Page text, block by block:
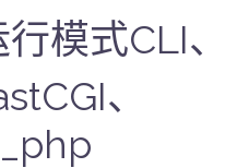
模式CLI、
、